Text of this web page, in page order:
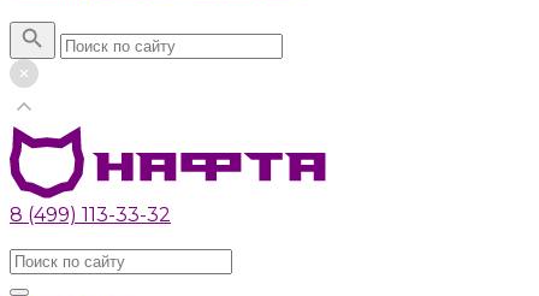
8 (499) 113-33-32